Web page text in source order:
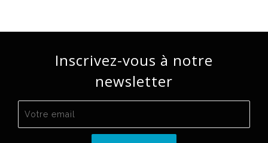
Inscrivez-vous à notre
newsletter